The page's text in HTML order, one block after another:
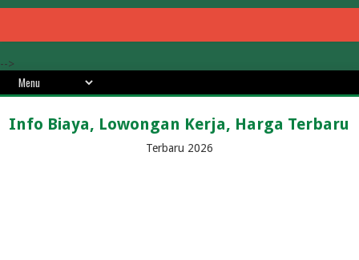
-->
Info Biaya, Lowongan Kerja, Harga Terbaru
Terbaru 2026